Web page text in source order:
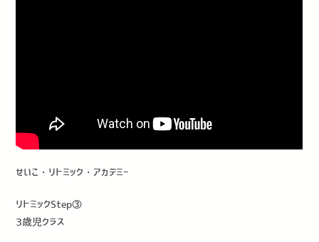
せいこ・リトミック・アカデミー
リトミックStep③
3歳児クラス